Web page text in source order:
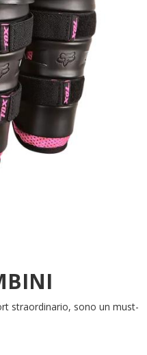
straordinario, sono un must-